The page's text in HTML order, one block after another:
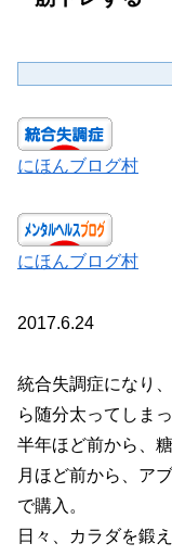
にほんブログ村
にほんブログ村
2017.6.24
統合失調症になり
ら随分太ってしまっ
半年ほど前から、
月ほど前から、ア
で購入。
日々、カラダを鍛